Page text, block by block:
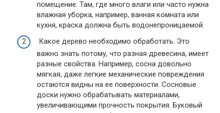
помещение. Там, где много влаги или часто нужна
влажная уборка, например, ванная комната или
кухня, краска должна быть водонепроницаемой.
Какое дерево необходимо обработать. Это
важно знать потому, что разная древесина, имеет
разные свойства. Например, сосна довольно
мягкая, даже легкие механические повреждения
остаются видны на ее поверхности. Сосновые
доски нужно обрабатывать материалами,
увеличивающими прочность покрытия. Буковый